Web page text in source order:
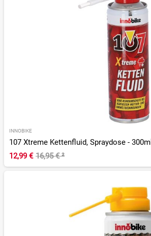
INNOBIKE
107 Xtreme Kettenfluid, Spraydose - 300ml
12,99 € 16,95 €²